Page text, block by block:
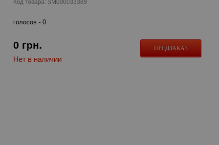
Код товара: SM000033389
голосов - 0
0 грн.
Нет в наличии
ПРЕДЗАКАЗ